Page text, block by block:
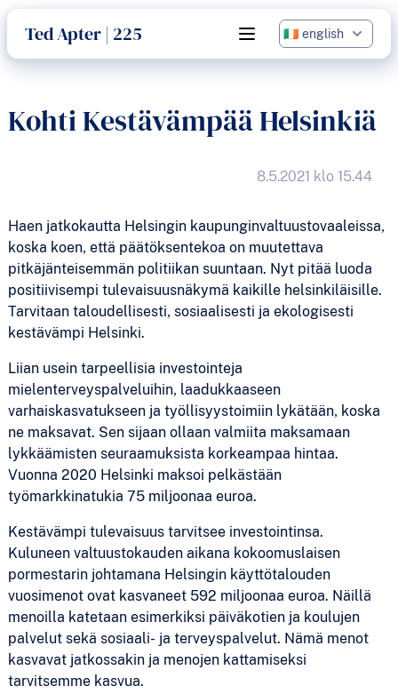
Ted Apter | 225 Open main menu
language
Kohti Kestävämpää Helsinkiä
8.5.2021 klo 15.44
Haen jatkokautta Helsingin kaupunginvaltuustovaaleissa,
koska koen, että päätöksentekoa on muutettava
pitkäjänteisemmän politiikan suuntaan. Nyt pitää luoda
positiivisempi tulevaisuusnäkymä kaikille helsinkiläisille.
Tarvitaan taloudellisesti, sosiaalisesti ja ekologisesti
kestävämpi Helsinki.
Liian usein tarpeellisia investointeja
mielenterveyspalveluihin, laadukkaaseen
varhaiskasvatukseen ja työllisyystoimiin lykätään, koska
ne maksavat. Sen sijaan ollaan valmiita maksamaan
lykkäämisten seuraamuksista korkeampaa hintaa.
Vuonna 2020 Helsinki maksoi pelkästään
työmarkkinatukia 75 miljoonaa euroa.
Kestävämpi tulevaisuus tarvitsee investointinsa.
Kuluneen valtuustokauden aikana kokoomuslaisen
pormestarin johtamana Helsingin käyttötalouden
vuosimenot ovat kasvaneet 592 miljoonaa euroa. Näillä
menoilla katetaan esimerkiksi päiväkotien ja koulujen
palvelut sekä sosiaali- ja terveyspalvelut. Nämä menot
kasvavat jatkossakin ja menojen kattamiseksi
tarvitsemme kasvua.